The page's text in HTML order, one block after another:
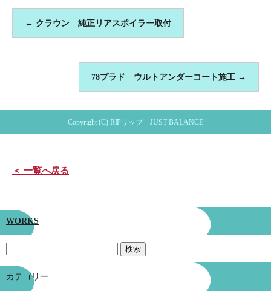
← クラウン 純正リアスポイラー取付
78プラド ウルトアンダーコート施工 →
Copyright (C) RIPリップ – JUST BALANCE
＜ 一覧へ戻る
WORKS
カテゴリー